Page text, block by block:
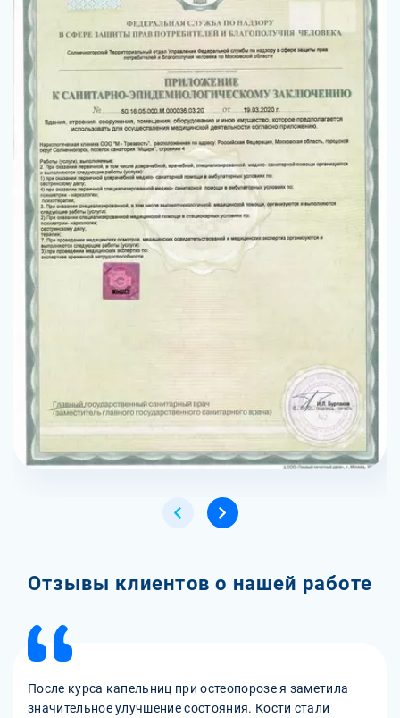
Отзывы клиентов о нашей работе
После курса капельниц при остеопорозе я заметила
значительное улучшение состояния. Кости стали